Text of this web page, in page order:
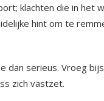
klachten die in het
hint om te
dan serieus. Vroeg
zich vastzet.